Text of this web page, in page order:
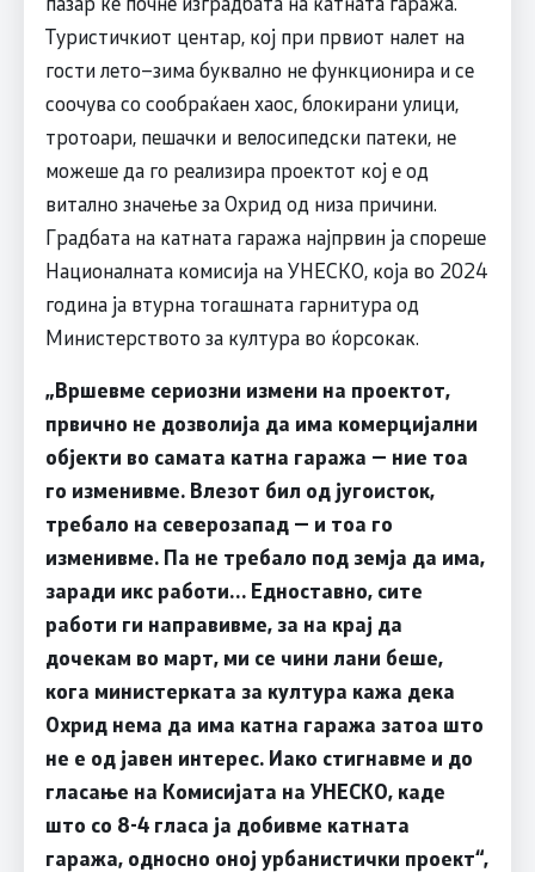
Туристичкиот центар, кој при првиот налет на
гости лето–зима буквално не функционира и се
соочува со сообраќаен хаос, блокирани улици,
тротоари, пешачки и велосипедски патеки, не
можеше да го реализира проектот кој е од
витално значење за Охрид од низа причини.
Градбата на катната гаража најпрвин ја спореше
Националната комисија на УНЕСКО, која во 2024
година ја втурна тогашната гарнитура од
Министерството за култура во ќорсокак.
„Вршевме сериозни измени на проектот,
првично не дозволија да има комерцијални
објекти во самата катна гаража — ние тоа
го изменивме. Влезот бил од југоисток,
требало на северозапад — и тоа го
изменивме. Па не требало под земја да има,
заради икс работи… Едноставно, сите
работи ги направивме, за на крај да
дочекам во март, ми се чини лани беше,
кога министерката за култура кажа дека
Охрид нема да има катна гаража затоа што
не е од јавен интерес. Иако стигнавме и до
гласање на Комисијата на УНЕСКО, каде
што со 8-4 гласа ја добивме катната
гаража, односно оној урбанистички проект“,